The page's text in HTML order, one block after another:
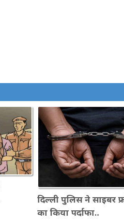
दिल्ली पुलिस ने साइबर
का किया पर्दाफा..